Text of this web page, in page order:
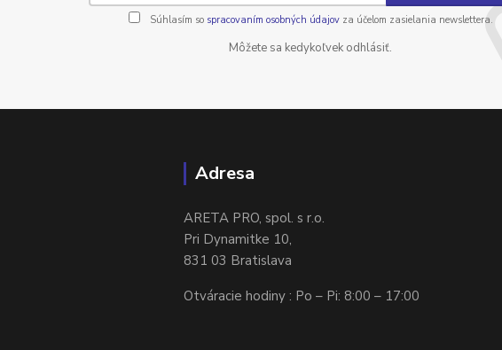
Súhlasím so spracovaním osobných údajovza účelom zasielania newslettera.
Môžete sa kedykoľvek odhlásiť.
Adresa
ARETA PRO, spol. s r.o.
Pri Dynamitke 10,
831 03 Bratislava
Otváracie hodiny : Po – Pi: 8:00 – 17:00